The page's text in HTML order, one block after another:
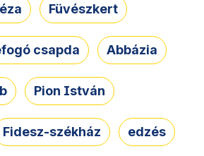
Füvészkert
csapda Abbázia
Pion István
Fidesz-székház edzés